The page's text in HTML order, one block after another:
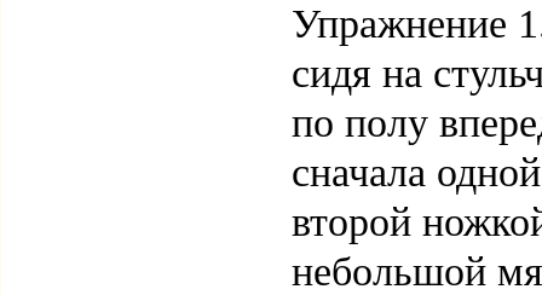
Упражнение
сидя на
по полу
сначала
второй
небольшой